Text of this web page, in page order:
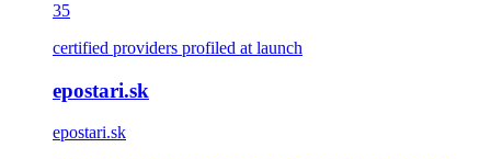
35
certified providers profiled at launch
epostari.sk
epostari.sk